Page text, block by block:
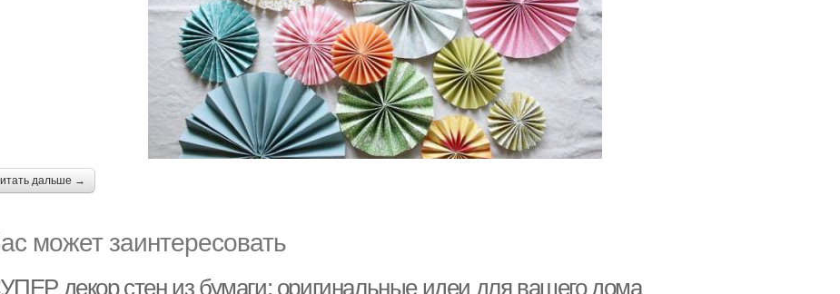
дальше →
может заинтересовать
декор стен из бумаги: оригинальные идеи для вашего дома